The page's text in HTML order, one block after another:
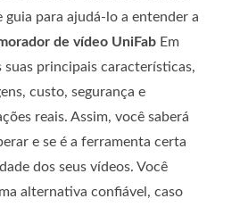
guia para ajudá-lo a entender a
de vídeo UniFab Em
suas principais características,
custo, segurança e
reais. Assim, você saberá
e se é a ferramenta certa
dos seus vídeos. Você
alternativa confiável, caso